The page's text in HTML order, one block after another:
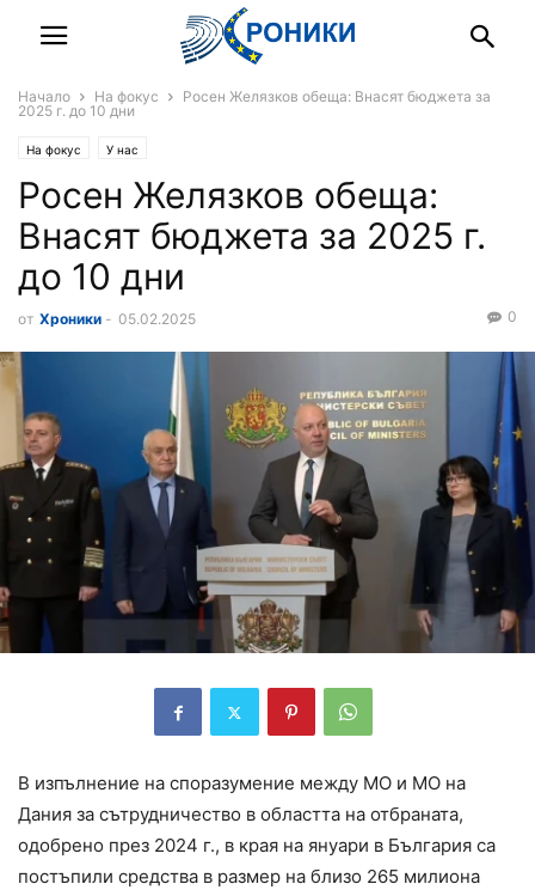
Начало На фокус
Росен Желязков обеща: Внасят бюджета за
2025 г. до 10 дни
На фокус У нас
Росен Желязков обеща:
Внасят бюджета за 2025 г.
до 10 дни
от Хроники - 05.02.2025 0
В изпълнение на споразумение между МО и МО на
Дания за сътрудничество в областта на отбраната,
одобрено през 2024 г., в края на януари в България са
постъпили средства в размер на близо 265 милиона